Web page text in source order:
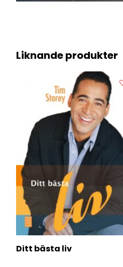
Liknande produkter
Ditt bästa liv